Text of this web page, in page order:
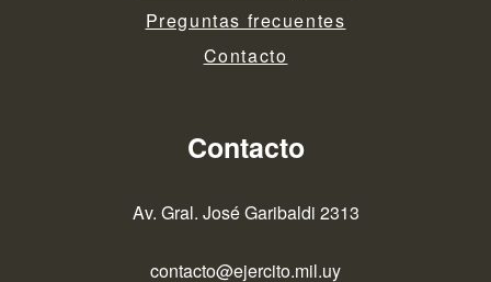
Preguntas frecuentes
Contacto
Contacto
Av. Gral. José Garibaldi 2313
contacto@ejercito.mil.uy